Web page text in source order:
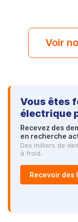
Voir
Vous êtes
électrique
Recevez des
en recherche
Des milliers de
à froid.
Recevoir des